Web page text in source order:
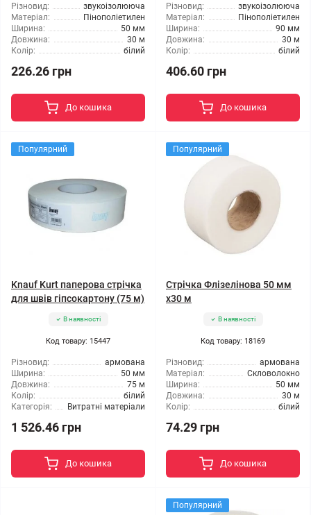
Різновид:
звукоізолююча
Матеріал:
Пінополіетилен
Ширина:
50 мм
Довжина:
30 м
Колір:
білий
226.26 грн
До кошика
Різновид:
звукоізолююча
Матеріал:
Пінополіетилен
Ширина:
90 мм
Довжина:
30 м
Колір:
білий
406.60 грн
До кошика
Популярний
Knauf Kurt паперова стрічка
для швів гіпсокартону (75 м)
В наявності
Код товару: 15447
Різновид:
армована
Ширина:
50 мм
Довжина:
75 м
Колір:
білий
Категорія:
Витратні матеріали
1 526.46 грн
До кошика
Популярний
Стрічка Флізелінова 50 мм
х30 м
В наявності
Код товару: 18169
Різновид:
армована
Матеріал:
Скловолокно
Ширина:
50 мм
Довжина:
30 м
Колір:
білий
74.29 грн
До кошика
Популярний